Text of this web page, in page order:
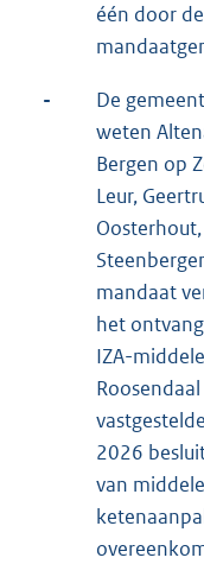
één door
-
De
weten
Bergen op
Leur,
mandaat
het
IZA-
2026
van